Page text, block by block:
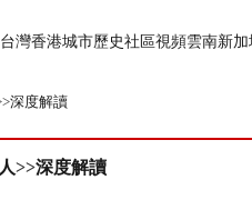
台灣香港城市歷史社區視頻雲南新加
深度解讀
>>深度解讀